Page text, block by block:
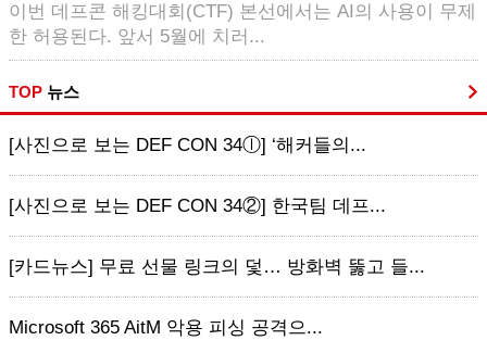
이번 데프콘 해킹대회(CTF) 본선에서는 AI의 사용이 무제
한 허용된다. 앞서 5월에 치러...
TOP 뉴스
[사진으로 보는 DEF CON 34ⓛ] ‘해커들의...
[사진으로 보는 DEF CON 34②] 한국팀 데프...
[카드뉴스] 무료 선물 링크의 덫… 방화벽 뚫고 들...
Microsoft 365 AitM 악용 피싱 공격으...